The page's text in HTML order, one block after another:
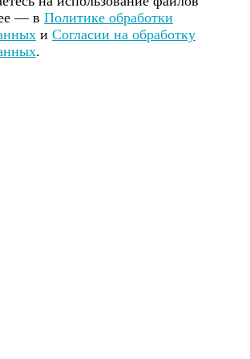
— в Политике обработки
и Согласии на обработку
.